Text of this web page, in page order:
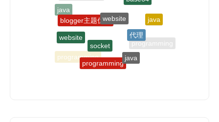
java
java
programming
数据加密
php
programming
website
blogger主题优化website
java
programming